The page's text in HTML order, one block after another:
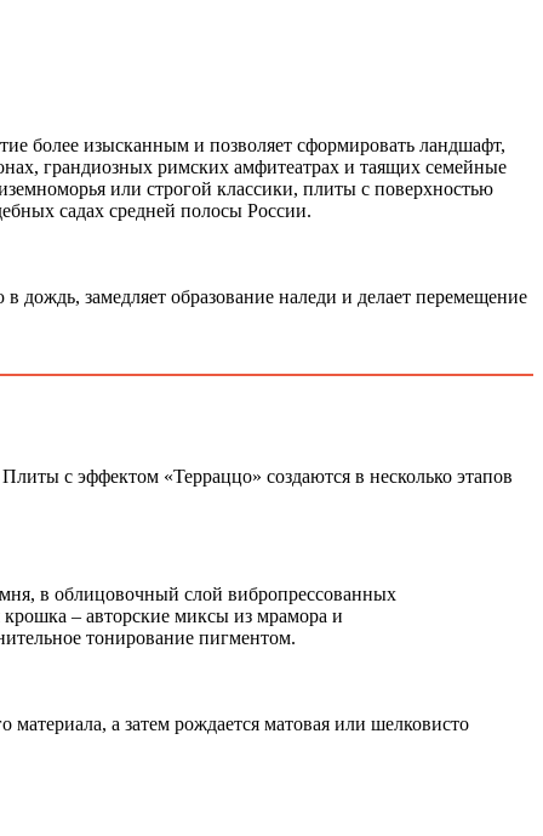
более изысканным и позволяет сформировать ландшафт,
грандиозных римских амфитеатрах и таящих семейные
или строгой классики, плиты с поверхностью
садах средней полосы России.
дождь, замедляет образование наледи и делает перемещение
с эффектом «Терраццо» создаются в несколько этапов
в облицовочный слой вибропрессованных
крошка – авторские миксы из мрамора и
тонирование пигментом.
а затем рождается матовая или шелковисто